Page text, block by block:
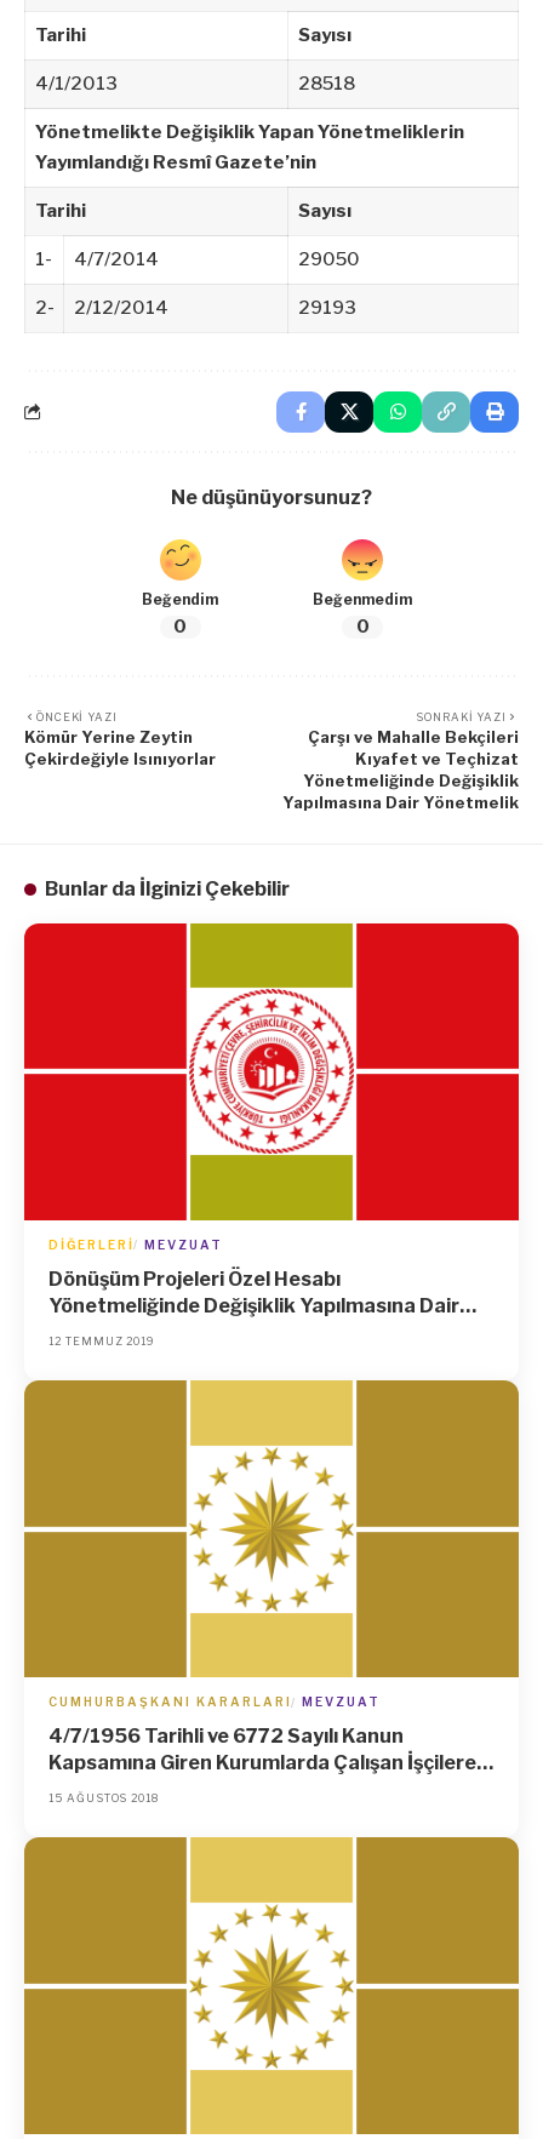
Tarihi Sayısı
4/1/2013 28518
Yönetmelikte Değişiklik Yapan Yönetmeliklerin
Yayımlandığı Resmî Gazete’nin
Tarihi Sayısı
1- 4/7/2014 29050
2- 2/12/2014 29193
Ne düşünüyorsunuz?
Beğendim
0
Beğenmedim
0
ÖNCEKI YAZI
Kömür Yerine Zeytin
Çekirdeğiyle Isınıyorlar
SONRAKI YAZI
Çarşı ve Mahalle Bekçileri
Kıyafet ve Teçhizat
Yönetmeliğinde Değişiklik
Yapılmasına Dair Yönetmelik
Bunlar da İlginizi Çekebilir
DIĞERLERI MEVZUAT
Dönüşüm Projeleri Özel Hesabı
Yönetmeliğinde Değişiklik Yapılmasına Dair
Yönetmelik
12 TEMMUZ 2019
CUMHURBAŞKANI KARARLARI MEVZUAT
4/7/1956 Tarihli ve 6772 Sayılı Kanun
Kapsamına Giren Kurumlarda Çalışan İşçilere,
2018 Yılında Verilecek İlave Tediyelerin
(Karar Sayısı: 26)
15 AĞUSTOS 2018